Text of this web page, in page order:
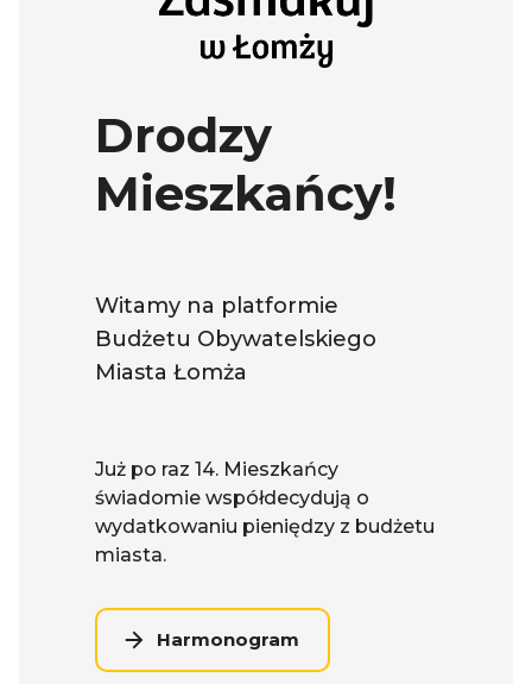
Drodzy
Mieszkańcy!
Witamy na platformie
Budżetu Obywatelskiego
Miasta Łomża
Już po raz 14. Mieszkańcy
świadomie współdecydują o
wydatkowaniu pieniędzy z budżetu
miasta.
Harmonogram